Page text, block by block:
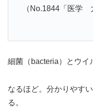
（No.1844「医学
細菌（bacteria）とウイ
なるほど。分かりやす
る。